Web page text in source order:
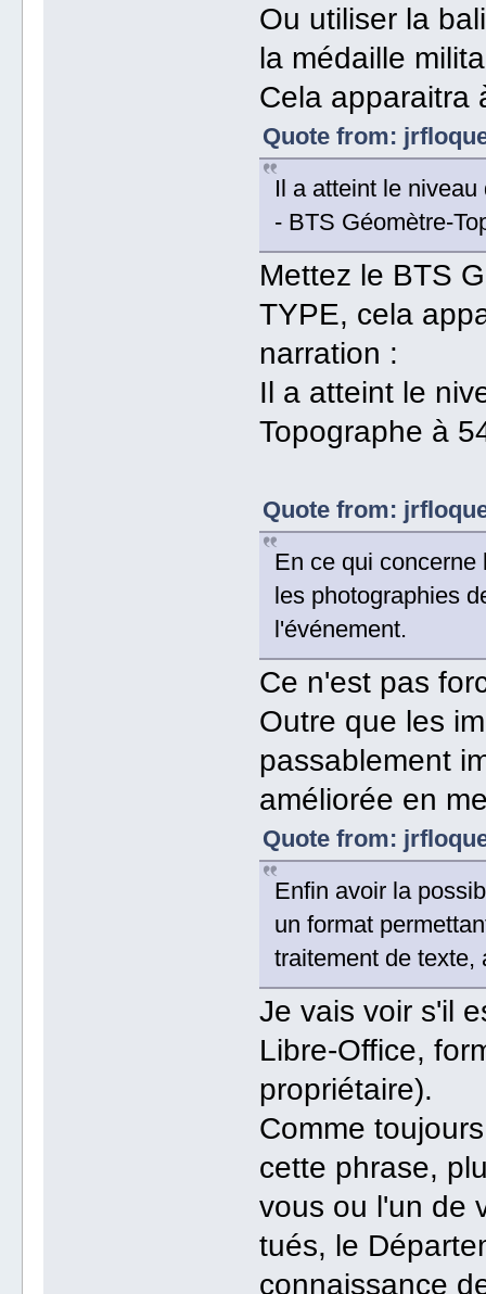
Ou utiliser la
la médaille
Cela apparaitra
Quote from:
Il a atteint le
- BTS Géomètre-
Mettez le BTS
TYPE, cela
narration :
Il a atteint le
Topographe à
Quote from:
En ce qui
les photographies
l'événement.
Ce n'est pas
Outre que les
passablement
améliorée en
Quote from:
Enfin avoir la
un format
traitement de texte,
Je vais voir s'il
Libre-Office,
propriétaire).
Comme
cette phrase,
vous ou l'un de
tués, le
connaissance